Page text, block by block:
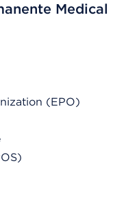
Medical
(EPO)